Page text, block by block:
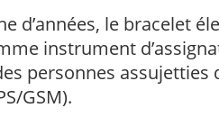
d’années, le bracelet
instrument
personnes
GSM).